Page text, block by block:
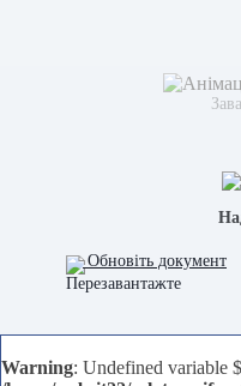
Обновіть документ
Warning: Undefined variable